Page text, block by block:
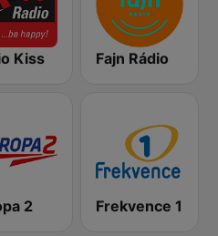
Kiss Fajn Rádio
2 Frekvence 1